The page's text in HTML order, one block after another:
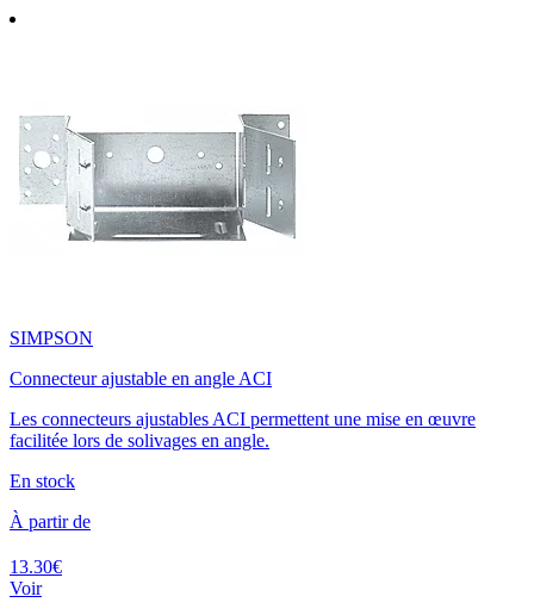
SIMPSON
Connecteur ajustable en angle ACI
Les connecteurs ajustables ACI permettent une mise en œuvre
facilitée lors de solivages en angle.
En stock
À partir de
13.30€
Voir